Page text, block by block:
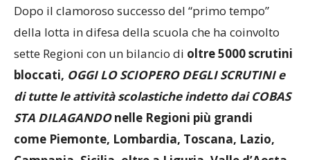
Dopo il clamoroso successo del “primo tempo”
della lotta in difesa della scuola che ha coinvolto
sette Regioni con un bilancio di oltre 5000 scrutini
bloccati, OGGI LO SCIOPERO DEGLI SCRUTINI e
di tutte le attività scolastiche indetto dai COBAS
STA DILAGANDOnelle Regioni più grandi
come Piemonte, Lombardia, Toscana, Lazio,